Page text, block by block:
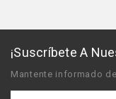
¡Suscríbete A
Mantente informado